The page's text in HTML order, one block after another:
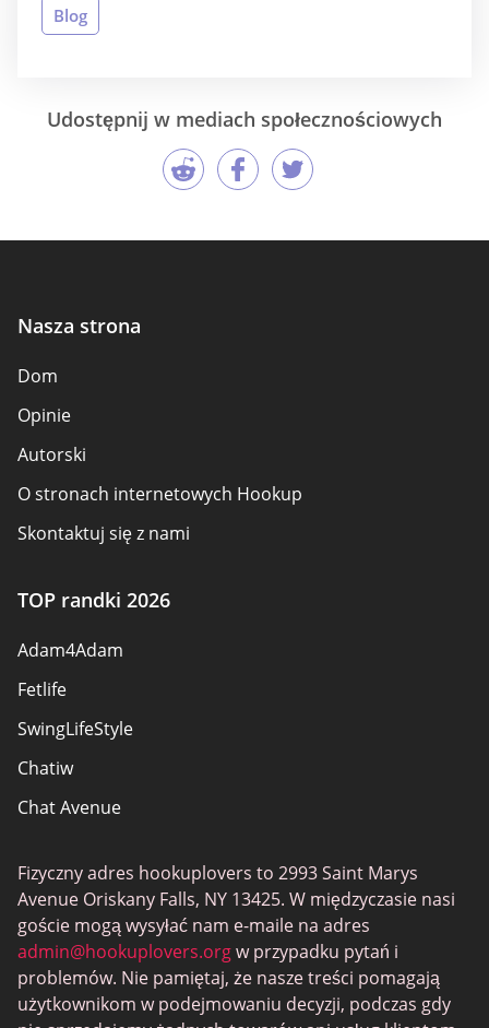
Blog
Udostępnij w mediach społecznościowych
Nasza strona
Dom
Opinie
Autorski
O stronach internetowych Hookup
Skontaktuj się z nami
Zostać partnerem
Mapa strony
TOP randki 2026
Adam4Adam
Fetlife
SwingLifeStyle
Chatiw
Chat Avenue
Flingster
BlackPeopleMeet
Wireclub
Feabie.com
Fizyczny adres hookuplovers to 2993 Saint Marys
Avenue Oriskany Falls, NY 13425. W międzyczasie nasi
goście mogą wysyłać nam e-maile na adres
admin@hookuplovers.orgw przypadku pytań i
problemów. Nie pamiętaj, że nasze treści pomagają
użytkownikom w podejmowaniu decyzji, podczas gdy